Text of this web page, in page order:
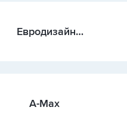
Евродизайн
A-Max